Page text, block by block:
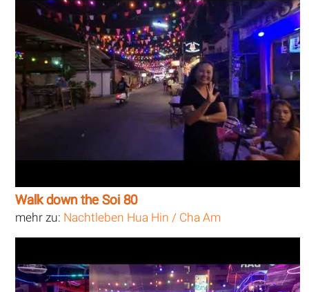
Walk down the Soi 80
mehr zu: Nachtleben Hua Hin / Cha Am